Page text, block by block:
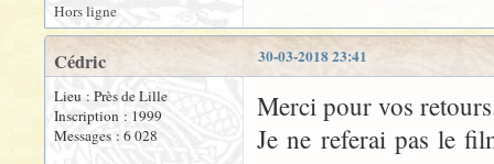
Hors ligne
30-03-2018 23:41
Cédric
Lieu : Près de Lille
Inscription : 1999
Messages : 6 028
Merci pour vos
Je ne referai pas le